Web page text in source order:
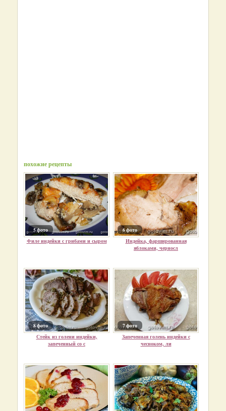
похожие рецепты
5 фото
Филе индейки с грибами и сыром
6 фото
Индейка, фаршированная
яблоками, черносл
8 фото
Стейк из голени индейки,
запеченный со с
7 фото
Запеченная голень индейки с
чесноком, ли